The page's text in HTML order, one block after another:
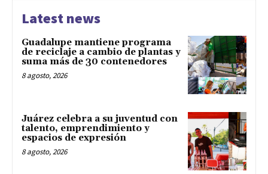
Latest news
Guadalupe mantiene programa
de reciclaje a cambio de plantas y
suma más de 30 contenedores
8 agosto, 2026
Juárez celebra a su juventud con
talento, emprendimiento y
espacios de expresión
8 agosto, 2026